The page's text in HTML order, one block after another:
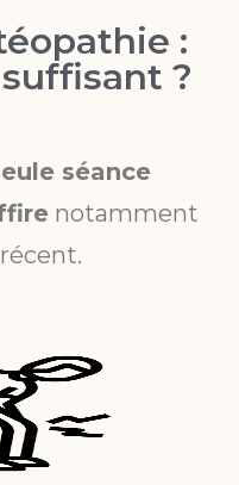
:
?
séance
notamment